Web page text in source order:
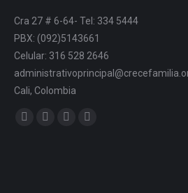
Cra 27 # 6-64- Tel: 334 5444
PBX: (092)5143661
Celular: 316 528 2646
Cali, Colombia
Find us on: